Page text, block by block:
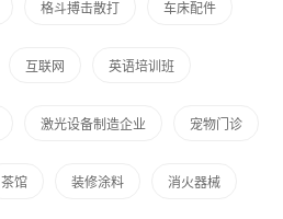
格斗搏击散打 车床配件
互联网 英语培训班
激光设备制造企业 宠物门诊
茶馆 装修涂料 消火器械